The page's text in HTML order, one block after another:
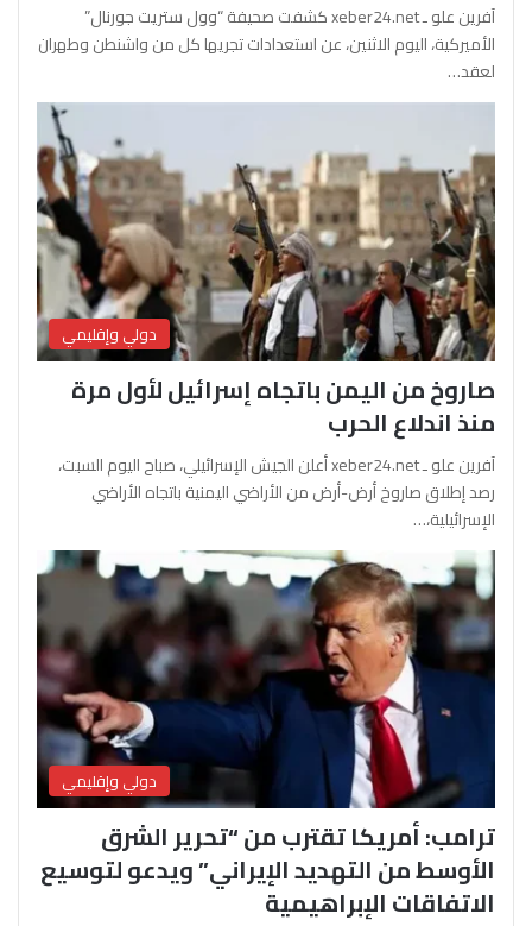
آفرين علو ـ xeber24.net كشفت صحيفة “وول ستريت جورنال”
الأميركية، اليوم الاثنين، عن استعدادات تجريها كل من واشنطن وطهران
لعقد…
دولي وإقليمي
صاروخ من اليمن باتجاه إسرائيل لأول مرة
منذ اندلاع الحرب
آفرين علو ـ xeber24.net أعلن الجيش الإسرائيلي، صباح اليوم السبت،
رصد إطلاق صاروخ أرض-أرض من الأراضي اليمنية باتجاه الأراضي
الإسرائيلية،…
دولي وإقليمي
ترامب: أمريكا تقترب من “تحرير الشرق
الأوسط من التهديد الإيراني” ويدعو لتوسيع
الاتفاقات الإبراهيمية